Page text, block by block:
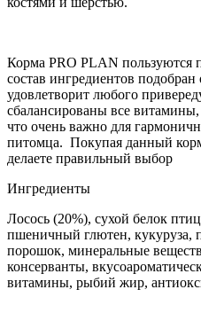
Корма PRO PLAN пользуются
состав ингредиентов
удовлетворит любого
сбалансированы все
что очень важно для
питомца. Покупая данный
делаете правильный выбор
Ингредиенты
Лосось (20%), сухой белок
пшеничный глютен, кукуруза,
порошок, минеральные
консерванты,
витамины, рыбий жир,